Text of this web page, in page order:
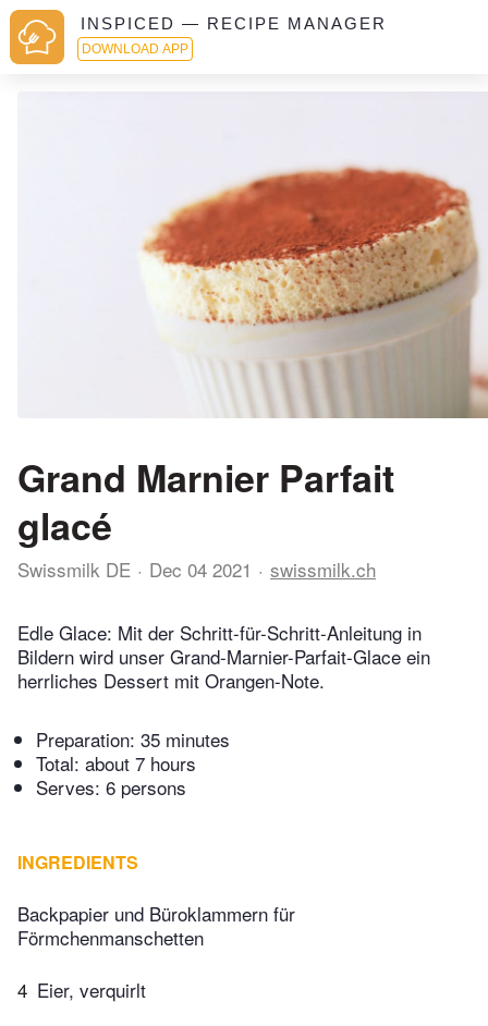
INSPICED — RECIPE MANAGER
DOWNLOAD APP
Grand Marnier Parfait
glacé
Swissmilk DE Dec 04 2021 swissmilk.ch
Edle Glace: Mit der Schritt-für-Schritt-Anleitung in
Bildern wird unser Grand-Marnier-Parfait-Glace ein
herrliches Dessert mit Orangen-Note.
Preparation: 35 minutes
Total: about 7 hours
Serves: 6 persons
INGREDIENTS
Backpapier und Büroklammern für
Förmchenmanschetten
4 Eier, verquirlt